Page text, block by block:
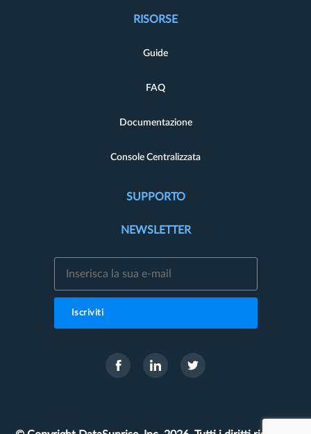
RISORSE
Guide
FAQ
Documentazione
Console Centralizzata
SUPPORTO
NEWSLETTER
Iscriviti